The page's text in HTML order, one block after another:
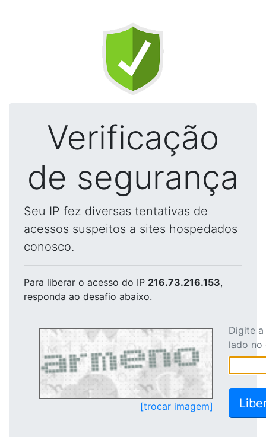
Verificação
de segurança
Seu IP fez diversas tentativas de
acessos suspeitos a sites hospedados
conosco.
Para liberar o acesso do IP 216.73.216.153,
responda ao desafio abaixo.
[trocar imagem]
Digite
lado no